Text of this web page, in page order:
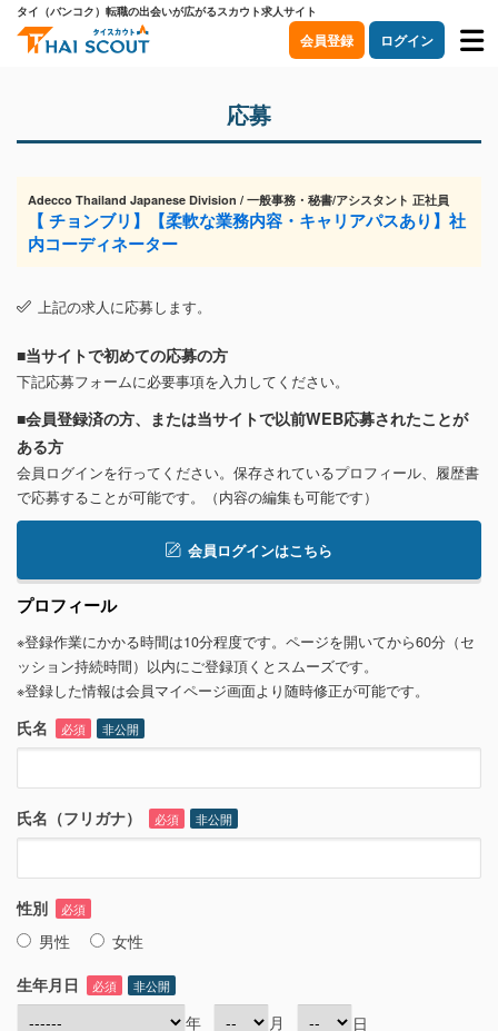
タイ（バンコク）転職の出会いが広がるスカウト求人サイト
会員登録 ログイン
応募
Adecco Thailand Japanese Division / 一般事務・秘書/アシスタント 正社員
【 チョンブリ】【柔軟な業務内容・キャリアパスあり】社
内コーディネーター
上記の求人に応募します。
■当サイトで初めての応募の方
下記応募フォームに必要事項を入力してください。
■会員登録済の方、または当サイトで以前WEB応募されたことが
ある方
会員ログインを行ってください。保存されているプロフィール、履歴書
で応募することが可能です。（内容の編集も可能です）
会員ログインはこちら
プロフィール
※登録作業にかかる時間は10分程度です。ページを開いてから60分（セ
ッション持続時間）以内にご登録頂くとスムーズです。
※登録した情報は会員マイページ画面より随時修正が可能です。
氏名 必須 非公開
氏名（フリガナ） 必須 非公開
性別 必須
男性
女性
生年月日
必須 非公開
年 月 日